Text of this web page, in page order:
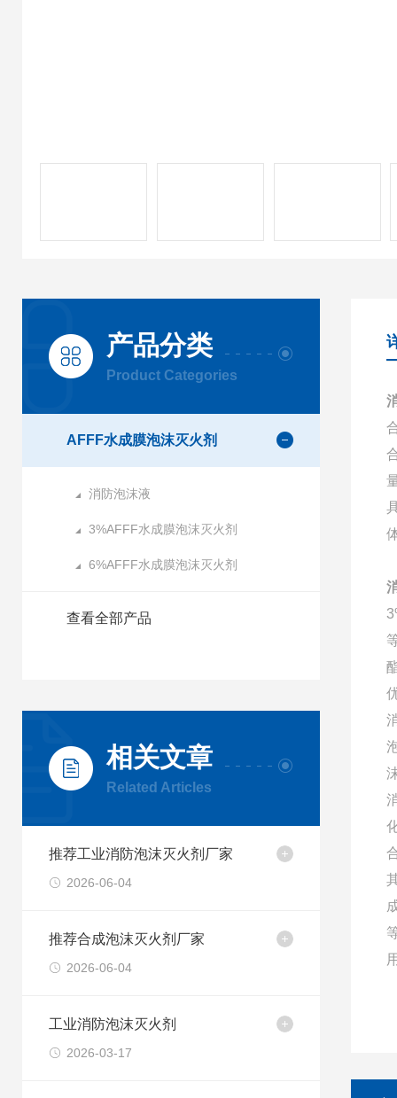
产品分类
Product Categories
AFFF水成膜泡沫灭火剂
消防泡沫液
3%AFFF水成膜泡沫灭火剂
6%AFFF水成膜泡沫灭火剂
查看全部产品
相关文章
Related Articles
推荐工业消防泡沫灭火剂厂家
2026-06-04
推荐合成泡沫灭火剂厂家
2026-06-04
工业消防泡沫灭火剂
2026-03-17